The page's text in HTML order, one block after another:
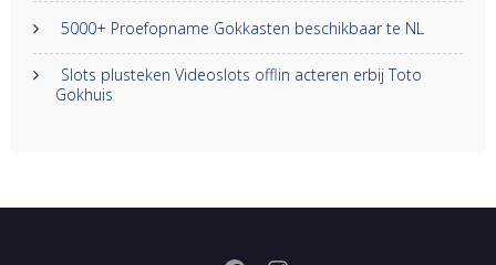
5000+ Proefopname Gokkasten beschikbaar te NL
Slots plusteken Videoslots offlin acteren erbij Toto
Gokhuis